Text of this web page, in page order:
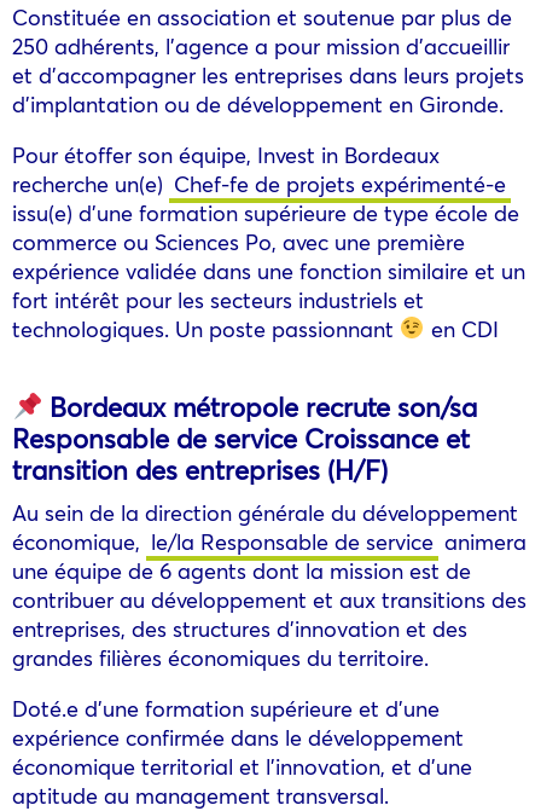
Constituée en association et soutenue par plus de
250 adhérents, l’agence a pour mission d’accueillir
et d’accompagner les entreprises dans leurs projets
d’implantation ou de développement en Gironde.
Pour étoffer son équipe, Invest in Bordeaux
recherche un(e) Chef-fe de projets expérimenté-e
issu(e) d’une formation supérieure de type école de
commerce ou Sciences Po, avec une première
expérience validée dans une fonction similaire et un
fort intérêt pour les secteurs industriels et
technologiques. Un poste passionnant
en CDI
Bordeaux métropole recrute son/sa
Responsable de service Croissance et
transition des entreprises (H/F)
Au sein de la direction générale du développement
économique, le/la Responsable de service animera
une équipe de 6 agents dont la mission est de
contribuer au développement et aux transitions des
entreprises, des structures d’innovation et des
grandes filières économiques du territoire.
Doté.e d’une formation supérieure et d’une
expérience confirmée dans le développement
économique territorial et l’innovation, et d’une
aptitude au management transversal.